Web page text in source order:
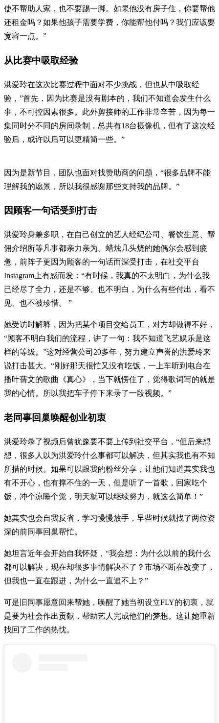
使不帮助人家，也不要踢一脚。如果他没有房子住，你要帮他
还租金吗？如果他孩子需要学费，你能帮他付吗？我们应该要
宽容一点。”
从比赛中吸取经验
洪爱玲在这次比赛过程中面对不少挑战，但也从中吸取经
验，”首先，因为比赛是没有剧本的，我们不知道会发生什么
事，不可控因素很多。此外剪接师的工作非常辛苦，因为每一
集同时分不同的房间录制，总共有18台摄像机，但有了这次经
验后，或许以后可以更精简一些。”
因为是新节目，团队也面对找赞助商的问题，“很多品牌不能
理解我的愿景，所以我很感谢那些支持我的品牌。”
因顾客一句话受到打击
洪爱玲身兼多职，在自己创立的艺人经纪公司、餐饮生意、帮
佣介绍所等凡事都亲力亲为。蜡烛几头烧的她偶尔会感到疲
惫，前阵子更因为顾客的一句话而深受打击，在社交平台
Instagram上有感而发：“有时候，我真的不太明白，为什么我
已经尽了全力，还是不够。也不明白，为什么有些付出，看不
见、也不被珍惜。 ”
她受访时解释，因为把某个项目交给员工，对方却做得不好，
“顾客不明白我们的流程，讲了一句：我不知道飞艺娱乐是这
样的等级。”这对经营公司20多年，努力建立声誉的洪爱玲来
说打击甚大。“刚好那天很忙又没有吃饭，一上车听到电台在
播叶蒨文的歌曲《真心》，当下就愣住了，觉得歌词写的就是
我的心情。所以我把车子停下来录了一段视频。”
老同事回巢唤醒创业初衷
洪爱玲录了视频后曾犹豫要不要上传到社交平台，“但后来想
想，很多人以为洪爱玲什么事都可以解决，但其实我也有不知
所措的时候。如果可以跟我的粉丝分享，让他们知道其实我也
有不开心，也有撑不住的一天，但是听了一首歌，回家吃个
饭，冲个凉睡个觉，明天就可以继续努力，就这么简单！”
她其实也会自我反省，学习慢慢放手，早些时候就找了两位资
深的前同事回巢帮忙。
她坦言近年会开始自我怀疑，“我会想：为什么以前的我什么
都可以解决，现在却很多事情解决不了？市场不断在改变了，
但我也一直在跟进，为什么一直追不上？”
可是旧同事愿意回来帮她，唤醒了她当初设立FLY的初衷，就
是要为社会作出贡献，帮助艺人完成他们的梦想。这让她重新
找回了工作的热忱。